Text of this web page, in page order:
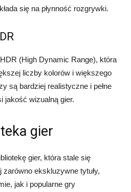
się na płynność rozgrywki.
(High Dynamic Range), która
liczby kolorów i większego
są bardziej realistyczne i pełne
jakość wizualną gier.
gier
gier, która stale się
ekskluzywne tytuły,
jak i popularne gry